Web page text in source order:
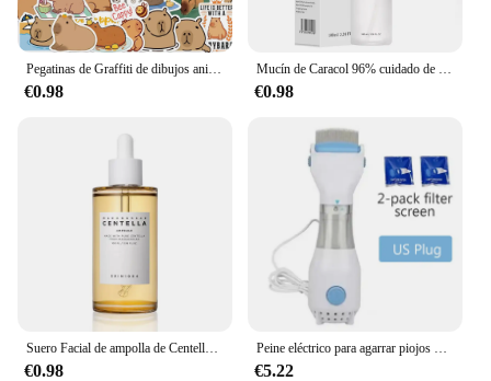
Pegatinas de Graffiti de dibujos animados de animales de Capybara, 50 piezas, para teléfono, guitarra, portátil, cuaderno, Maleta, taza, impermeable, juguete para niños
€0.98
Mucín de Caracol 96% cuidado de la piel coreano esencia para el rostro decoloración líneas finas esencia reparadora reafirmante caracol Facial brillo antienvejecimiento
€0.98
Suero Facial de ampolla de Centella Asiatica de Madagascar, piel propensa y sensible, hidratante, reafirmante de la piel, coche de piel de vidrio coreano
€0.98
Peine eléctrico para agarrar piojos de mascotas, cepillo asesino para eliminar pulgas físicas multifuncional para gatos, perros, limpiador de pelo, peine eliminador de piojos
€5.22